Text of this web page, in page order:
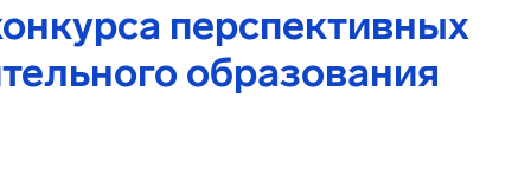
перспективных
образования